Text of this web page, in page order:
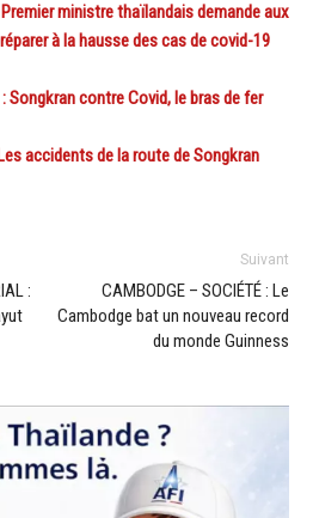
Premier ministre thaïlandais demande aux
à la hausse des cas de covid-19
: Songkran contre Covid, le bras de fer
accidents de la route de Songkran
:
Suivant
CAMBODGE – SOCIÉTÉ : Le
Cambodge bat un nouveau record
du monde Guinness